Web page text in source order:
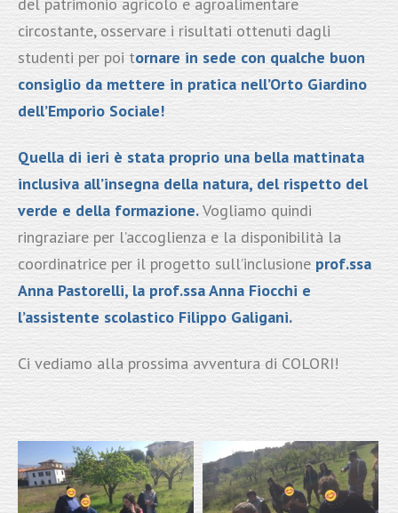
del patrimonio agricolo e agroalimentare
circostante, osservare i risultati ottenuti dagli
studenti per poi tornare in sede con qualche buon
consiglio da mettere in pratica nell’Orto Giardino
dell’Emporio Sociale!
Quella di ieri è stata proprio una bella mattinata
inclusiva all’insegna della natura, del rispetto del
verde e della formazione.Vogliamo quindi
ringraziare per l’accoglienza e la disponibilità la
coordinatrice per il progetto sull’inclusione prof.ssa
Anna Pastorelli, la prof.ssa Anna Fiocchi e
l’assistente scolastico Filippo Galigani.
Ci vediamo alla prossima avventura di COLORI!